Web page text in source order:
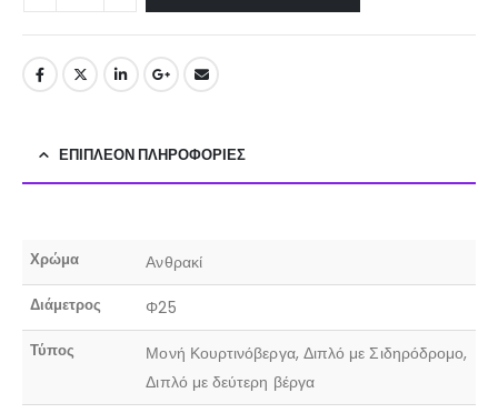
ΕΠΙΠΛΈΟΝ ΠΛΗΡΟΦΟΡΊΕΣ
Χρώμα Ανθρακί
Διάμετρος Φ25
Τύπος
Μονή Κουρτινόβεργα, Διπλό με Σιδηρόδρομο,
Διπλό με δεύτερη βέργα